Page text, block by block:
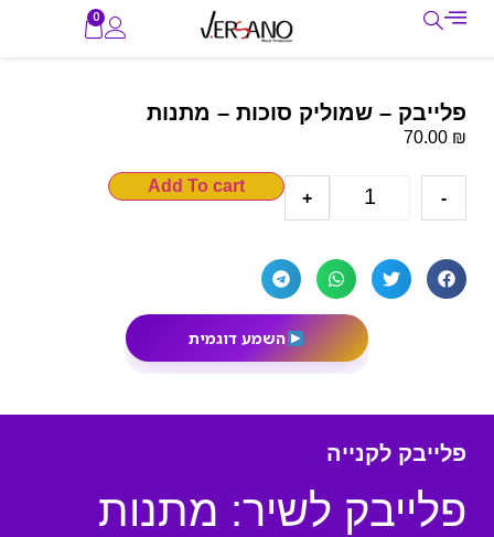
0
פלייבק – שמוליק סוכות – מתנות
70.00 ₪
-
+
Add To cart
השמע דוגמית
פלייבק לקנייה
פלייבק לשיר: מתנות